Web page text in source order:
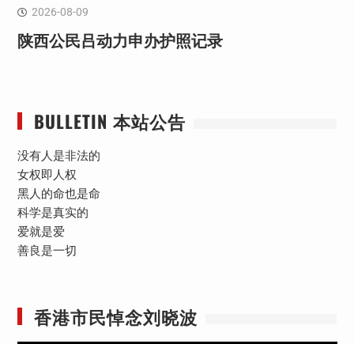
2026-08-09
陕西公民吕动力申办护照记录
BULLETIN 本站公告
没有人是非法的
女权即人权
黑人的命也是命
科学是真实的
爱就是爱
善良是一切
香港市民悼念刘晓波